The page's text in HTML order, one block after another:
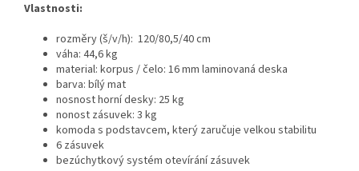
Vlastnosti:
rozměry (š/v/h): 120/80,5/40 cm
váha: 44,6 kg
material: korpus / čelo: 16 mm laminovaná deska
barva: bílý mat
nosnost horní desky: 25 kg
nonost zásuvek: 3 kg
komoda s podstavcem, který zaručuje velkou stabilitu
6 zásuvek
bezúchytkový systém otevírání zásuvek